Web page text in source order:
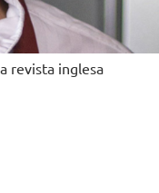
revista inglesa